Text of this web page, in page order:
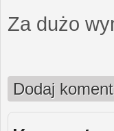
Za dużo
Dodaj